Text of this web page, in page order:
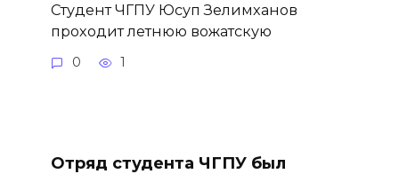
Студент ЧГПУ Юсуп Зелимханов
проходит летнюю вожатскую
0 1
Отряд студента ЧГПУ был